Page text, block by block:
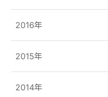
2016年
2015年
2014年